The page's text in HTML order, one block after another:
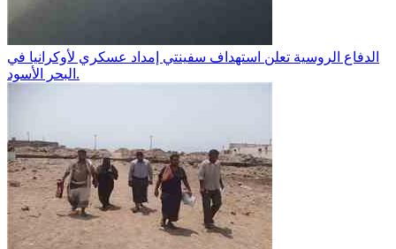
الدفاع الروسية تعلن استهداف سفينتي إمداد عسكري لأوكرانيا في
البحر الأسود.